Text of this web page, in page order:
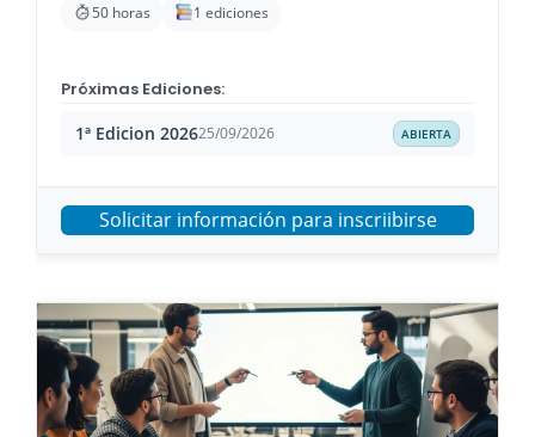
50 horas 1 ediciones
Próximas Ediciones:
1ª Edicion 202625/09/2026 ABIERTA
Solicitar información para inscriibirse